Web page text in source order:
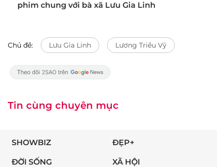
phim chung với bà xã Lưu Gia Linh
Chủ đề: Lưu Gia Linh Lương Triều Vỹ
Tin cùng chuyên mục
SHOWBIZ ĐẸP+
ĐỜI SỐNG XÃ HỘI